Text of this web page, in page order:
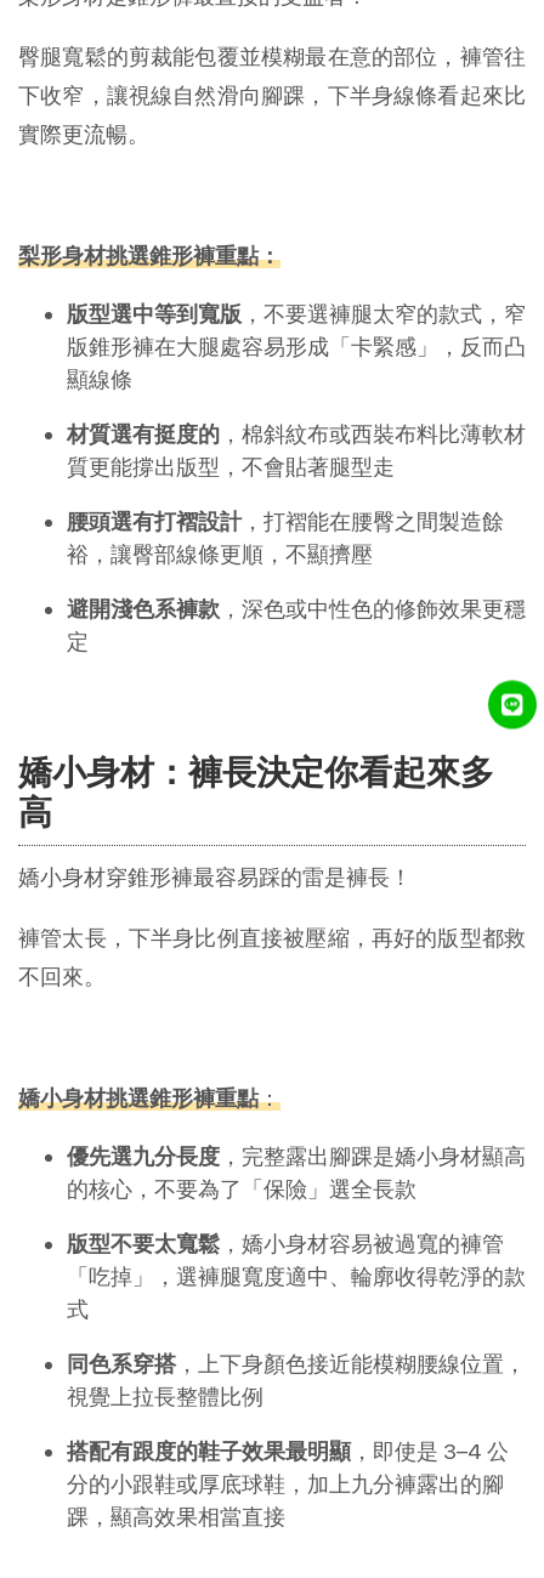
臀腿寬鬆的剪裁能包覆並模糊最在意的部位，褲管往
下收窄，讓視線自然滑向腳踝，下半身線條看起來比
實際更流暢。
梨形身材挑選錐形褲重點：
版型選中等到寬版 ，不要選褲腿太窄的款式，窄
版錐形褲在大腿處容易形成「卡緊感」，反而凸
顯線條
材質選有挺度的 ，棉斜紋布或西裝布料比薄軟材
質更能撐出版型，不會貼著腿型走
腰頭選有打褶設計，打褶能在腰臀之間製造餘
裕，讓臀部線條更順，不顯擠壓
避開淺色系褲款 ，深色或中性色的修飾效果更穩
定
嬌小身材：褲長決定你看起來多
高
嬌小身材穿錐形褲最容易踩的雷是褲長！
褲管太長，下半身比例直接被壓縮，再好的版型都救
不回來。
嬌小身材挑選錐形褲重點：
優先選九分長度 ，完整露出腳踝是嬌小身材顯高
的核心，不要為了「保險」選全長款
版型不要太寬鬆 ，嬌小身材容易被過寬的褲管
「吃掉」，選褲腿寬度適中、輪廓收得乾淨的款
式
同色系穿搭，上下身顏色接近能模糊腰線位置，
視覺上拉長整體比例
搭配有跟度的鞋子效果最明顯，即使是 3–4 公
分的小跟鞋或厚底球鞋，加上九分褲露出的腳
踝，顯高效果相當直接